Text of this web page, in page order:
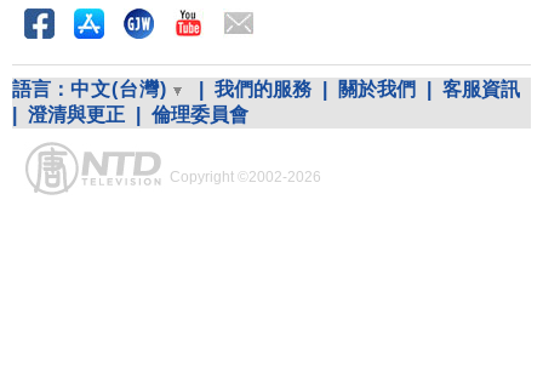
語言： 中文(台灣) 我們的服務 關於我們
客服資訊
澄清與更正 倫理委員會
Copyright ©2002-2026